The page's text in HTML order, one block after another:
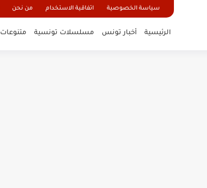
سياسة الخصوصية اتفاقية الاستخدام من نحن
الرئيسية أخبار تونس مسلسلات تونسية متنوعات